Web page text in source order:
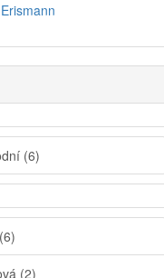
(6)
(6)
(2)